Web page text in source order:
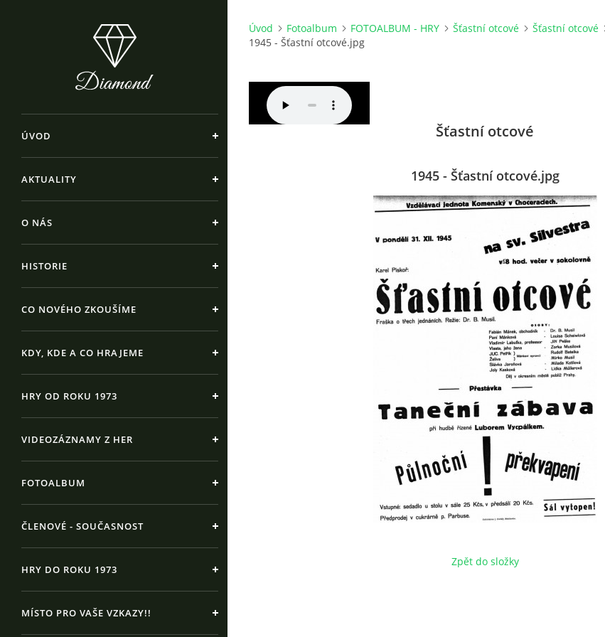
ÚVOD
AKTUALITY
O NÁS
HISTORIE
CO NOVÉHO ZKOUŠÍME
KDY, KDE A CO HRAJEME
HRY OD ROKU 1973
VIDEOZÁZNAMY Z HER
FOTOALBUM
ČLENOVÉ - SOUČASNOST
HRY DO ROKU 1973
MÍSTO PRO VAŠE VZKAZY!!
Úvod Fotoalbum FOTOALBUM - HRY Šťastní otcové
Šťastní otcové
1945 - Šťastní otcové.jpg
Šťastní otcové
1945 - Šťastní otcové.jpg
Zpět do složky